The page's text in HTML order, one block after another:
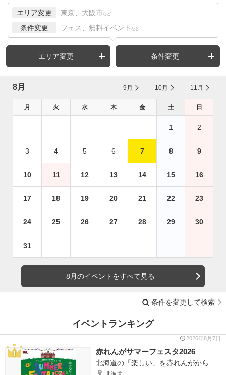
エリア変更 東京、大阪市 など
条件変更 フェス、無料イベント など
エリア変更 条件変更
8月 9月 10月 11月
月 火 水 木 金 土 日
1 2
3 4 5 6 7 8 9
10 11 12 13 14 15 16
17 18 19 20 21 22 23
24 25 26 27 28 29 30
31
8月のイベントをすべて見る
条件を変更して検索
イベントランキング
2026年8月7日
赤れんがサマーフェスタ2026
北海道の「楽しい」を赤れんがから